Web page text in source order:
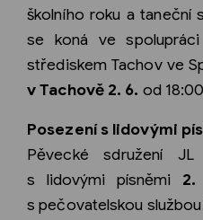
školního roku a taneční
se koná ve
střediskem Tachov ve
v Tachově 2. 6. od
Posezení s lidovými
Pěvecké sdružení
s lidovými písněmi 2.
s pečovatelskou službou